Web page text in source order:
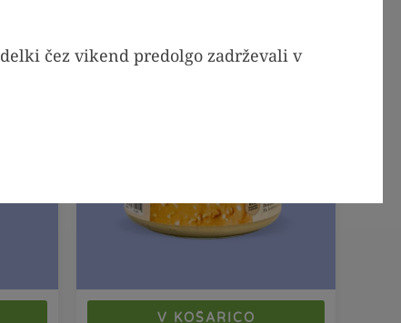
V KOŠARICO
čez vikend predolgo zadrževali v